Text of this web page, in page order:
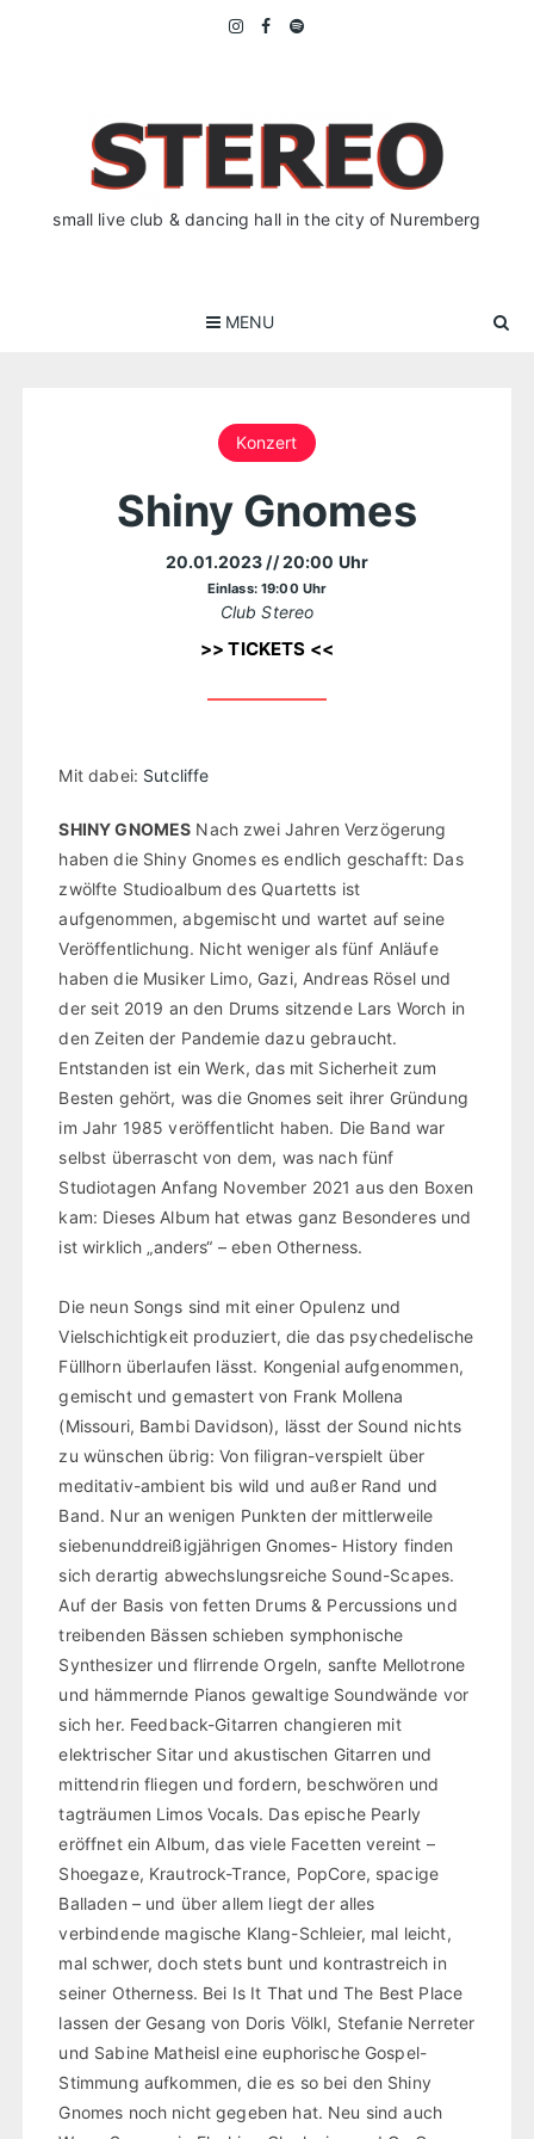
small live club & dancing hall in the city of Nuremberg
MENU
Konzert
Shiny Gnomes
20.01.2023 // 20:00 Uhr
Einlass: 19:00 Uhr
Club Stereo
>> TICKETS <<
Mit dabei: Sutcliffe
SHINY GNOMES Nach zwei Jahren Verzögerung
haben die Shiny Gnomes es endlich geschafft: Das
zwölfte Studioalbum des Quartetts ist
aufgenommen, abgemischt und wartet auf seine
Veröffentlichung. Nicht weniger als fünf Anläufe
haben die Musiker Limo, Gazi, Andreas Rösel und
der seit 2019 an den Drums sitzende Lars Worch in
den Zeiten der Pandemie dazu gebraucht.
Entstanden ist ein Werk, das mit Sicherheit zum
Besten gehört, was die Gnomes seit ihrer Gründung
im Jahr 1985 veröffentlicht haben. Die Band war
selbst überrascht von dem, was nach fünf
Studiotagen Anfang November 2021 aus den Boxen
kam: Dieses Album hat etwas ganz Besonderes und
ist wirklich „anders“ – eben Otherness.
Die neun Songs sind mit einer Opulenz und
Vielschichtigkeit produziert, die das psychedelische
Füllhorn überlaufen lässt. Kongenial aufgenommen,
gemischt und gemastert von Frank Mollena
(Missouri, Bambi Davidson), lässt der Sound nichts
zu wünschen übrig: Von filigran-verspielt über
meditativ-ambient bis wild und außer Rand und
Band. Nur an wenigen Punkten der mittlerweile
siebenunddreißigjährigen Gnomes- History finden
sich derartig abwechslungsreiche Sound-Scapes.
Auf der Basis von fetten Drums & Percussions und
treibenden Bässen schieben symphonische
Synthesizer und flirrende Orgeln, sanfte Mellotrone
und hämmernde Pianos gewaltige Soundwände vor
sich her. Feedback-Gitarren changieren mit
elektrischer Sitar und akustischen Gitarren und
mittendrin fliegen und fordern, beschwören und
tagträumen Limos Vocals. Das epische Pearly
eröffnet ein Album, das viele Facetten vereint –
Shoegaze, Krautrock-Trance, PopCore, spacige
Balladen – und über allem liegt der alles
verbindende magische Klang-Schleier, mal leicht,
mal schwer, doch stets bunt und kontrastreich in
seiner Otherness. Bei Is It That und The Best Place
lassen der Gesang von Doris Völkl, Stefanie Nerreter
und Sabine Matheisl eine euphorische Gospel-
Stimmung aufkommen, die es so bei den Shiny
Gnomes noch nicht gegeben hat. Neu sind auch